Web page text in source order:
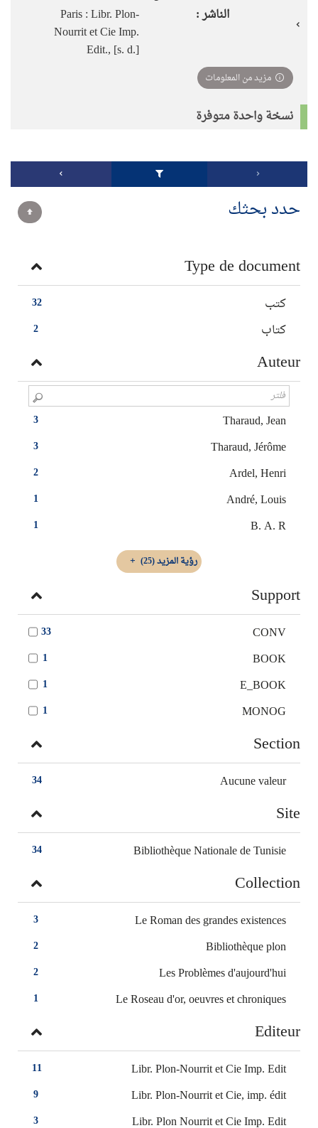
الناشر :
Paris : Libr. Plon-
Nourrit et Cie Imp.
Edit., [s. d.]
مزيد من المعلومات
نسخة واحدة متوفرة
حدد بحثك
Type de document
32 كتب
2 كتاب
Auteur
3 Tharaud, Jean
3 Tharaud, Jérôme
2 Ardel, Henri
1 André, Louis
1 B. A. R
رؤية المزيد(25)
Support
33 CONV
1 BOOK
1 E_BOOK
1 MONOG
Section
34 Aucune valeur
Site
34 Bibliothèque Nationale de Tunisie
Collection
3 Le Roman des grandes existences
2 Bibliothèque plon
2 Les Problèmes d'aujourd'hui
1 Le Roseau d'or, oeuvres et chroniques
Editeur
11 Libr. Plon-Nourrit et Cie Imp. Edit
9 Libr. Plon-Nourrit et Cie, imp. édit
3 Libr. Plon Nourrit et Cie Imp. Edit